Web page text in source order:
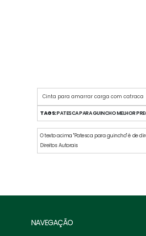
Cinta para amarrar carga com catraca
TAGS:PATESCA PARA GUINCHO MELHOR
O texto acima "Patesca para guincho" é de
Direitos Autorais
NAVEGAÇÃO